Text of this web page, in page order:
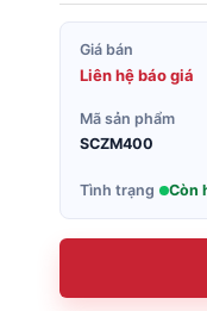
Giá bán
Liên hệ báo giá
Mã sản phẩm
SCZM400
Tình trạng Còn